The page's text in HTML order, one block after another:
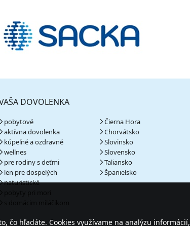
DOVOLENKA
pobytové
aktívna dovolenka
kúpeľné a ozdravné
wellnes
pre rodiny s deťmi
len pre dospelých
naturistické
Čierna Hora
Chorvátsko
Slovinsko
Slovensko
Taliansko
Španielsko
čo hľadáte. Cookies využívame na analýzu informácií,